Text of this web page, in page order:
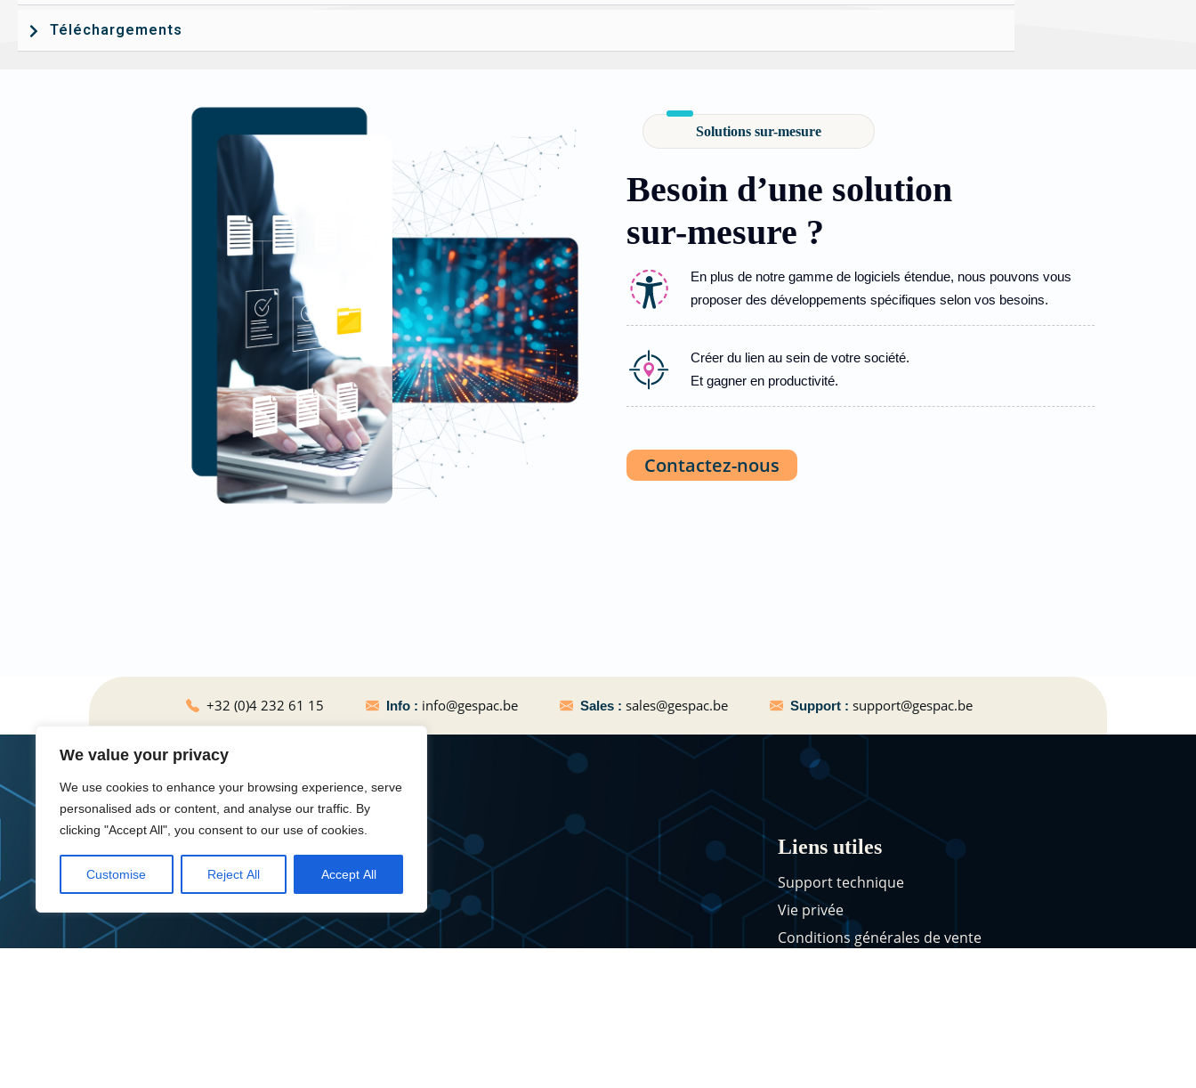
We value your privacy
We use cookies to enhance your browsing experience, serve
personalised ads or content, and analyse our traffic. By
clicking "Accept All", you consent to our use of cookies.
Customise Reject All Accept All
Téléchargements
Solutions sur-mesure
Besoin d’une solution
sur-mesure ?
En plus de notre gamme de logiciels étendue, nous pouvons vous
proposer des développements spécifiques selon vos besoins.
Créer du lien au sein de votre société.
Et gagner en productivité.
Contactez-nous
+32 (0)4 232 61 15 Info : info@gespac.be Sales : sales@gespac.be Support : support@gespac.be
Liens utiles
Support technique
Vie privée
Conditions générales de vente